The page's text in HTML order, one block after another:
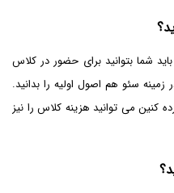
شما بتوانید برای حضور در کلاس
سئو هم اصول اولیه را بدانید.
کنین می توانید هزینه کلاس را نیز